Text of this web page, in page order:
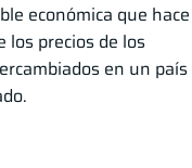
económica que hace
precios de los
en un país